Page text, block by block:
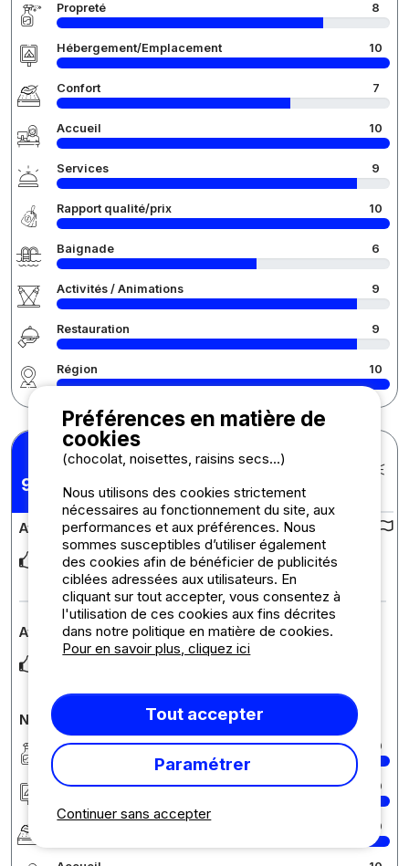
Propreté 8
Hébergement/Emplacement 10
Confort 7
Accueil 10
Services 9
Rapport qualité/prix 10
Baignade 6
Activités / Animations 9
Restauration 9
Région 10
9,91 /10
Heloise B.
Posté le 07/08/2025
04/08/2025
Avis sur le camping :
Toujours un plaisir de venir sejournee dans ce super camping
familial et sympa
Avis sur l'hébergement : EMPLACEMENT
Notes détaillées du camping
Propreté 10
Hébergement/Emplacement 10
10
Continuer sans accepter
Préférences en matière de
cookies
(chocolat, noisettes, raisins secs...)
Nous utilisons des cookies strictement
nécessaires au fonctionnement du site, aux
performances et aux préférences. Nous
sommes susceptibles d’utiliser également
des cookies afin de bénéficier de publicités
ciblées adressées aux utilisateurs. En
cliquant sur tout accepter, vous consentez à
l'utilisation de ces cookies aux fins décrites
dans notre politique en matière de cookies.
Pour en savoir plus, cliquez ici
Tout accepter
Paramétrer